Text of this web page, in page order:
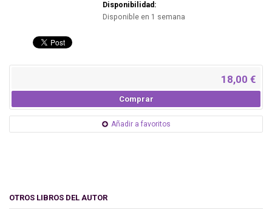
Disponibilidad:
Disponible en 1 semana
18,00 €
Comprar
Añadir a favoritos
OTROS LIBROS DEL AUTOR